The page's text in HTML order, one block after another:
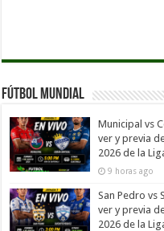
Fútbol Mundial
Municipal vs
ver y previa
2026 de la
9 horas ago
San Pedro vs
ver y previa
2026 de la